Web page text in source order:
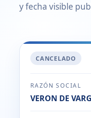
y fecha visible
CANCELADO
RAZÓN SOCIAL
VERON DE